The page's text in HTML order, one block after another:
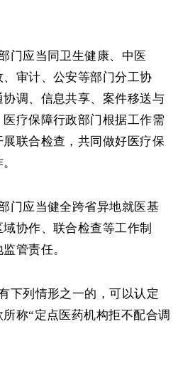
门应当同卫生健康、中医
审计、公安等部门分工协
调、信息共享、案件移送与
疗保障行政部门根据工作需
联合检查，共同做好医疗保
门应当健全跨省异地就医基
协作、联合检查等工作制
管责任。
下列情形之一的，可以认定
所称“定点医药机构拒不配合调